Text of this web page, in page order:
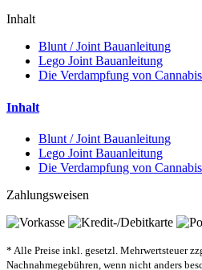
Inhalt
Blunt / Joint Bauanleitung
Lego Joint Bauanleitung
Die Verdampfung von Cannabis
Inhalt
Blunt / Joint Bauanleitung
Lego Joint Bauanleitung
Die Verdampfung von Cannabis
Zahlungsweisen
* Alle Preise inkl. gesetzl. Mehrwertsteuer
Nachnahmegebühren, wenn nicht anders